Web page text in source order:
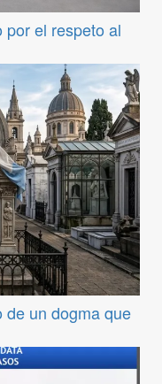
por el respeto al
de un dogma que